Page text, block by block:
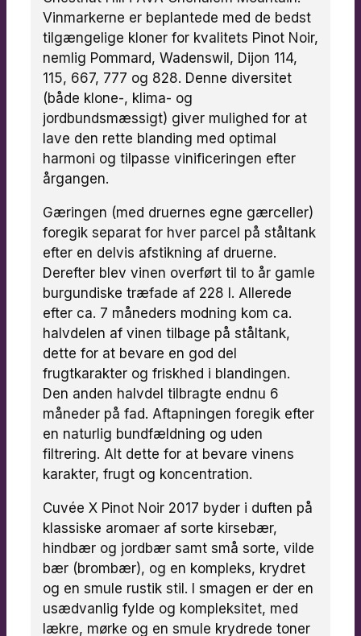
Vinmarkerne er beplantede med de bedst
tilgængelige kloner for kvalitets Pinot Noir,
nemlig Pommard, Wadenswil, Dijon 114,
115, 667, 777 og 828. Denne diversitet
(både klone-, klima- og
jordbundsmæssigt) giver mulighed for at
lave den rette blanding med optimal
harmoni og tilpasse vinificeringen efter
årgangen.
Gæringen (med druernes egne gærceller)
foregik separat for hver parcel på ståltank
efter en delvis afstikning af druerne.
Derefter blev vinen overført til to år gamle
burgundiske træfade af 228 l. Allerede
efter ca. 7 måneders modning kom ca.
halvdelen af vinen tilbage på ståltank,
dette for at bevare en god del
frugtkarakter og friskhed i blandingen.
Den anden halvdel tilbragte endnu 6
måneder på fad. Aftapningen foregik efter
en naturlig bundfældning og uden
filtrering. Alt dette for at bevare vinens
karakter, frugt og koncentration.
Cuvée X Pinot Noir 2017 byder i duften på
klassiske aromaer af sorte kirsebær,
hindbær og jordbær samt små sorte, vilde
bær (brombær), og en kompleks, krydret
og en smule rustik stil. I smagen er der en
usædvanlig fylde og kompleksitet, med
lækre, mørke og en smule krydrede toner